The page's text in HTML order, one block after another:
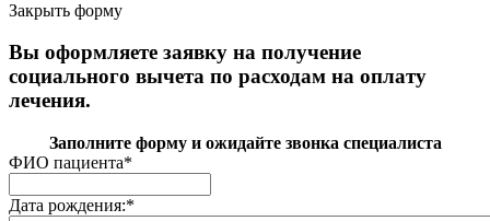
Закрыть форму
Вы оформляете заявку на получение
социального вычета по расходам на оплату
лечения.
Заполните форму и ожидайте звонка специалиста
ФИО пациента*
Дата рождения:*